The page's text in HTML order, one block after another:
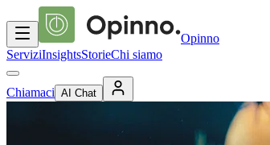
Opinno
ServiziInsightsStorieChi siamo
Chiamaci AI Chat